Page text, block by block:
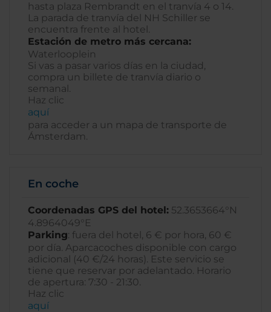
hasta plaza Rembrandt en el tranvía 4 o 14.
La parada de tranvía del NH Schiller se
encuentra frente al hotel.
Estación de metro más cercana:
Waterlooplein
Si vas a pasar varios días en la ciudad,
compra un billete de tranvía diario o
semanal.
Haz clic
aquí­
para acceder a un mapa de transporte de
Ámsterdam.
En coche
Coordenadas GPS del hotel: 52.3653664°N
4.8964049°E
Parking: fuera del hotel, 6 € por hora, 60 €
por día. Aparcacoches disponible con cargo
adicional (40 €/24 horas). Este servicio se
tiene que reservar por adelantado. Horario
de apertura: 7:30 - 21:30.
Haz clic
aquí­